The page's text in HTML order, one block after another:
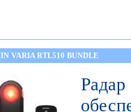
VARIA RTL510 BUNDLE